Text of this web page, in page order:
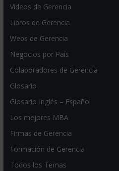
Videos de Gerencia
Libros de Gerencia
Webs de Gerencia
Negocios por País
Colaboradores de Gerencia
Glosario
Glosario Inglés – Español
Los mejores MBA
Firmas de Gerencia
Formación de Gerencia
Todos los Temas